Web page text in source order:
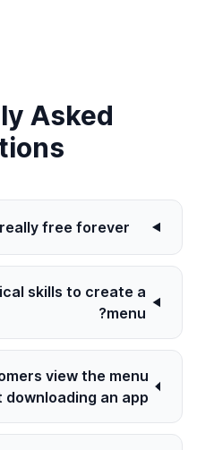
Asked
free forever?
skills to create a
menu?
view the menu
an app?